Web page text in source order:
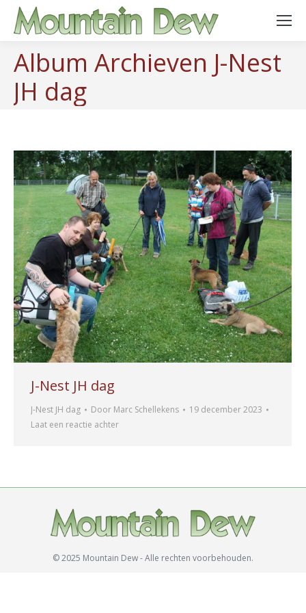
Album Archieven J-Nest
JH dag
J-Nest JH dag
J-Nest JH dag Door Marc Schellekens
19 december 2023
Laat een reactie achter
© 2025 Mountain Dew - Alle rechten voorbehouden.